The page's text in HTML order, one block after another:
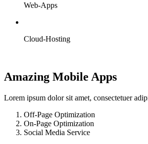
Web-Apps
Cloud-Hosting
Amazing Mobile Apps
Lorem ipsum dolor sit amet, consectetuer
Off-Page Optimization
On-Page Optimization
Social Media Service